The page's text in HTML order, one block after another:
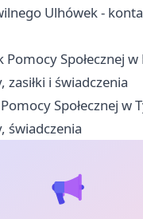
Ulhówek -
Społecznej w
i świadczenia
Społecznej w
świadczenia